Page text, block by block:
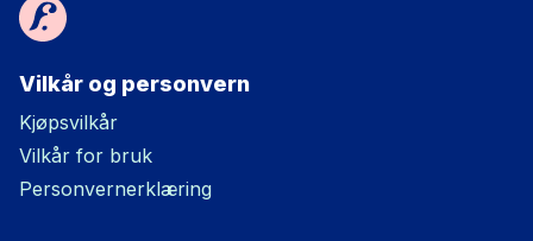
Vilkår og personvern
Kjøpsvilkår
Vilkår for bruk
Personvernerklæring